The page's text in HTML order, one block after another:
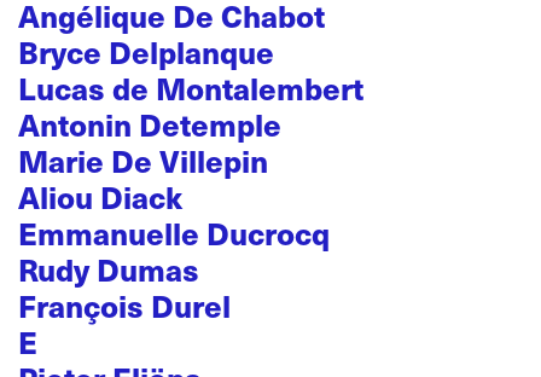
Angélique De Chabot
Bryce Delplanque
Lucas de Montalembert
Antonin Detemple
Marie De Villepin
Aliou Diack
Emmanuelle Ducrocq
Rudy Dumas
François Durel
E